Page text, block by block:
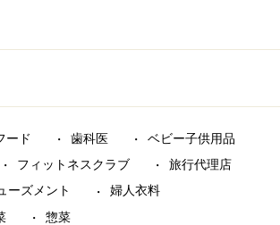
ード 歯科医
ベビー子供用品
フィットネスクラブ
旅行代理店
ーズメント
婦人衣料
惣菜